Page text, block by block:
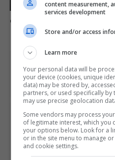
Play
Comente esta notícia no
PREVIOUS
Ex-chefe do PlayStation
mais alto na
content measurement,
services development
Store and/or access
Learn more
Your personal data will be
your device (cookies, unique
data) may be stored by,
partners, or used specifically by
may use precise geolocation
Some vendors may process
of legitimate interest, which you
your options below. Look for a
or in the site menu to manage
and cookie settings.